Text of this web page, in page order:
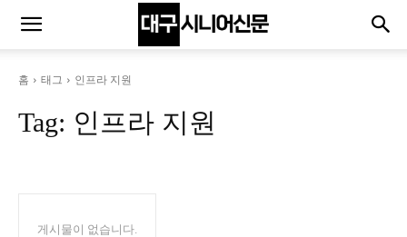
홈 태그 인프라 지원
Tag: 인프라 지원
게시물이 없습니다.